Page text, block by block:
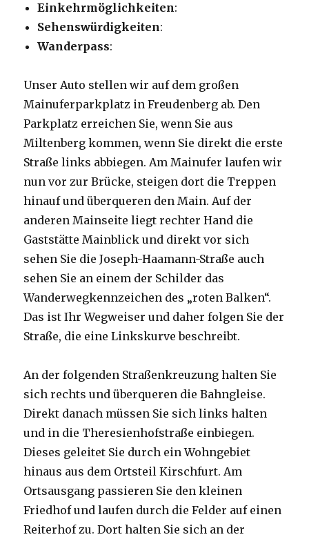
Einkehrmöglichkeiten:
Sehenswürdigkeiten:
Wanderpass:
Unser Auto stellen wir auf dem großen
Mainuferparkplatz in Freudenberg ab. Den
Parkplatz erreichen Sie, wenn Sie aus
Miltenberg kommen, wenn Sie direkt die erste
Straße links abbiegen. Am Mainufer laufen wir
nun vor zur Brücke, steigen dort die Treppen
hinauf und überqueren den Main. Auf der
anderen Mainseite liegt rechter Hand die
Gaststätte Mainblick und direkt vor sich
sehen Sie die Joseph-Haamann-Straße auch
sehen Sie an einem der Schilder das
Wanderwegkennzeichen des „roten Balken“.
Das ist Ihr Wegweiser und daher folgen Sie der
Straße, die eine Linkskurve beschreibt.
An der folgenden Straßenkreuzung halten Sie
sich rechts und überqueren die Bahngleise.
Direkt danach müssen Sie sich links halten
und in die Theresienhofstraße einbiegen.
Dieses geleitet Sie durch ein Wohngebiet
hinaus aus dem Ortsteil Kirschfurt. Am
Ortsausgang passieren Sie den kleinen
Friedhof und laufen durch die Felder auf einen
Reiterhof zu. Dort halten Sie sich an der